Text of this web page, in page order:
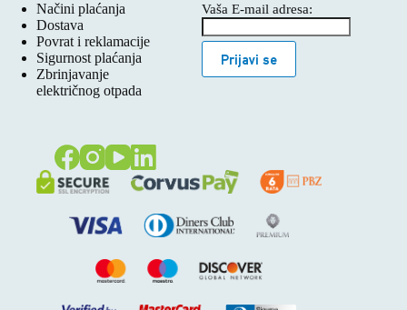
Načini plaćanja
Dostava
Povrat i reklamacije
Sigurnost plaćanja
Zbrinjavanje
električnog otpada
Vaša E-mail adresa:
Prijavi se